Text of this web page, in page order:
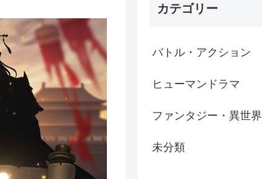
カテゴリー
バトル・アクション
ヒューマンドラマ
ファンタジー・異世界
未分類